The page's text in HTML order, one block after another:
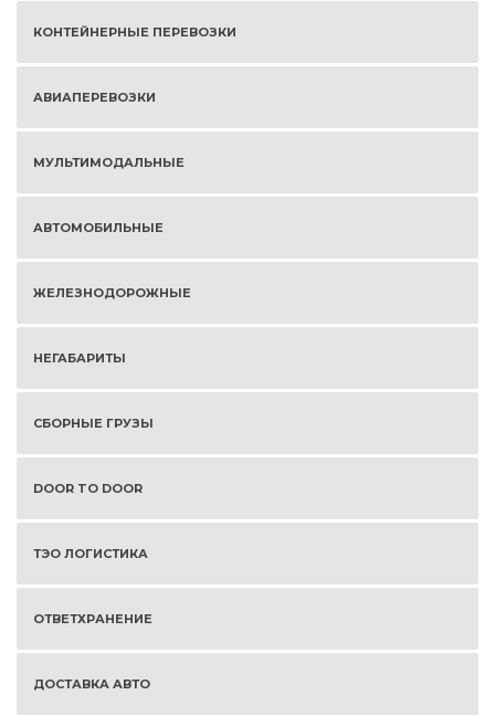
КОНТЕЙНЕРНЫЕ ПЕРЕВОЗКИ
АВИАПЕРЕВОЗКИ
МУЛЬТИМОДАЛЬНЫЕ
АВТОМОБИЛЬНЫЕ
ЖЕЛЕЗНОДОРОЖНЫЕ
НЕГАБАРИТЫ
СБОРНЫЕ ГРУЗЫ
DOOR TO DOOR
ТЭО ЛОГИСТИКА
ОТВЕТХРАНЕНИЕ
ДОСТАВКА АВТО